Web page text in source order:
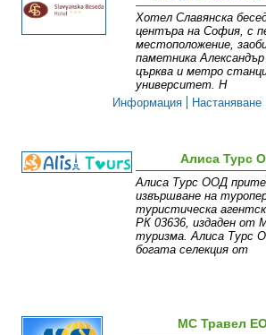
Хотел Славянска
центъра на София, с
местоположение,
паметника
църква и метро
университет. Н
Информация
Настаняване
Алиса Турс
Алиса Турс ООД
извършване на
туристическа
РК 03636, издаден от
туризма. Алиса Турс
богата селекция от
МС Травел